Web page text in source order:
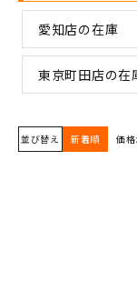
愛知店の在庫
東京町田店の在
並び替え 新着順 価